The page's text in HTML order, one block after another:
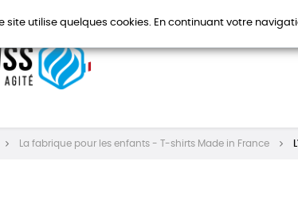
La fabrique pour les enfants - T-shirts Made in France
site utilise quelques cookies. En continuant votre